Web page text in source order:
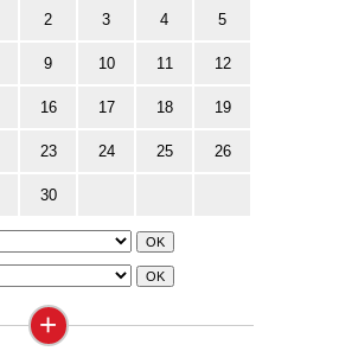
2 3 4 5
9 10 11 12
16 17 18 19
23 24 25 26
30
+